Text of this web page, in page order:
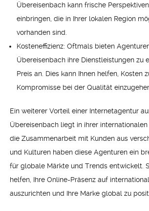
Übereisenbach kann frische
einbringen, die in Ihrer lokalen Region
vorhanden sind.
Kosteneffizienz: Oftmals bieten
Übereisenbach ihre Dienstleistungen zu
Preis an. Dies kann Ihnen helfen, Kosten
Kompromisse bei der Qualität
Ein weiterer Vorteil einer Internetagentur
Übereisenbach liegt in ihrer
die Zusammenarbeit mit Kunden aus
und Kulturen haben diese Agenturen ein
für globale Märkte und Trends entwickelt.
helfen, Ihre Online-Präsenz auf
auszurichten und Ihre Marke global zu